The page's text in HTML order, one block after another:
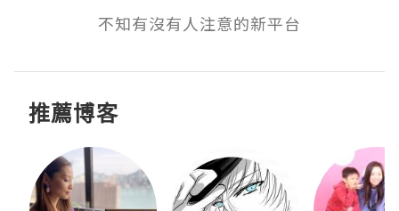
不知有沒有人注意的新平台
推薦博客